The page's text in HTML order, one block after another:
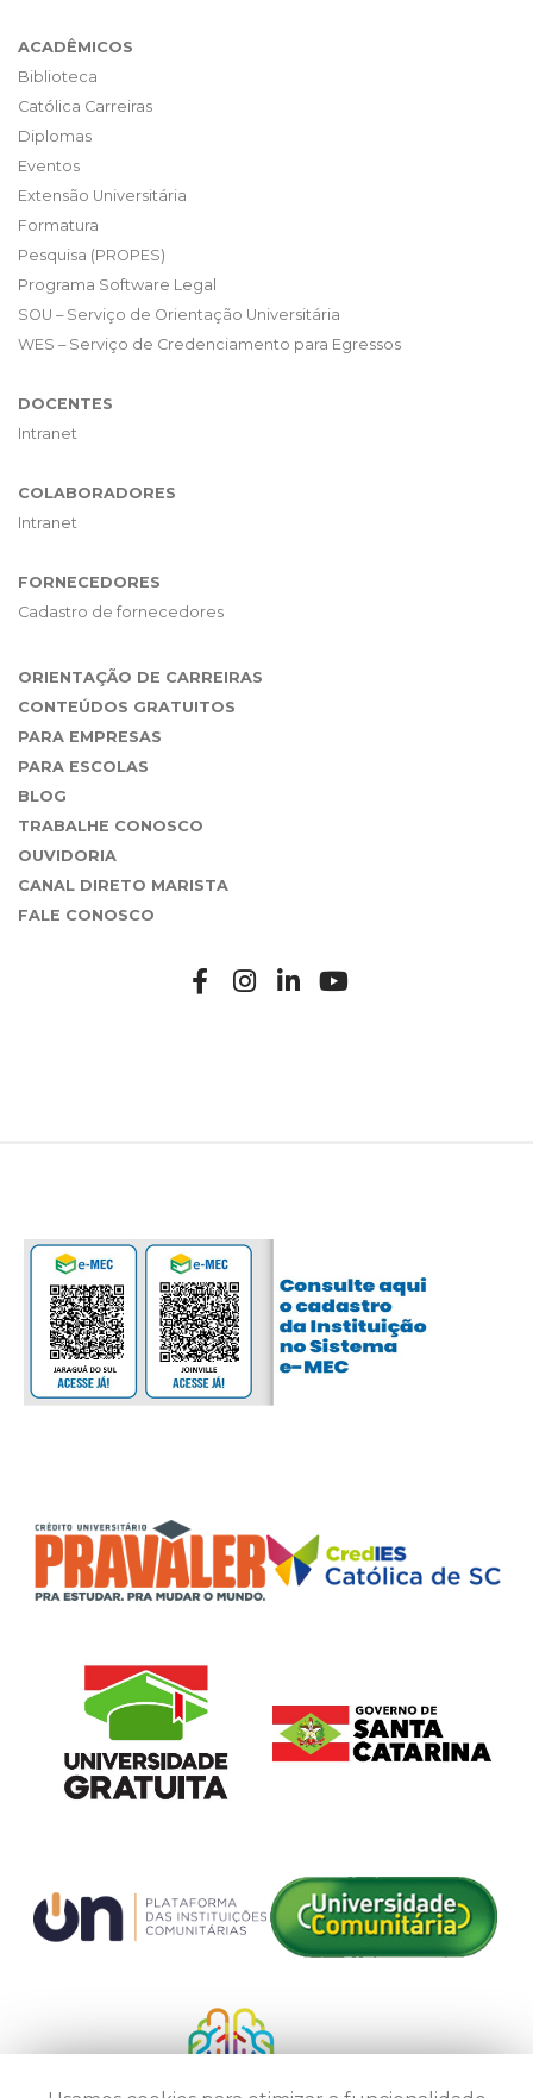
ACADÊMICOS
Biblioteca
Católica Carreiras
Diplomas
Eventos
Extensão Universitária
Formatura
Pesquisa (PROPES)
Programa Software Legal
SOU – Serviço de Orientação Universitária
WES – Serviço de Credenciamento para Egressos
DOCENTES
Intranet
COLABORADORES
Intranet
FORNECEDORES
Cadastro de fornecedores
ORIENTAÇÃO DE CARREIRAS
CONTEÚDOS GRATUITOS
PARA EMPRESAS
PARA ESCOLAS
BLOG
TRABALHE CONOSCO
OUVIDORIA
CANAL DIRETO MARISTA
FALE CONOSCO